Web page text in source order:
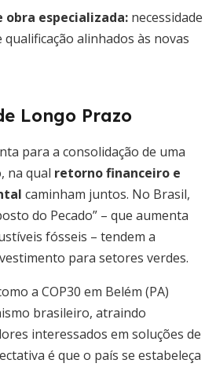
obra especializada: necessidade
alinhados às novas
Longo Prazo
para a consolidação de uma
na qual retorno financeiro e
caminham juntos. No Brasil,
do Pecado” – que aumenta
fósseis – tendem a
para setores verdes.
a COP30 em Belém (PA)
brasileiro, atraindo
interessados em soluções de
é que o país se estabeleça